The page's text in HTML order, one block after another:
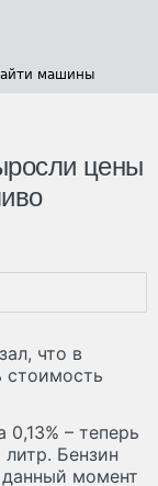
машины
цены
что в
стоимость
– теперь
литр. Бензин
момент